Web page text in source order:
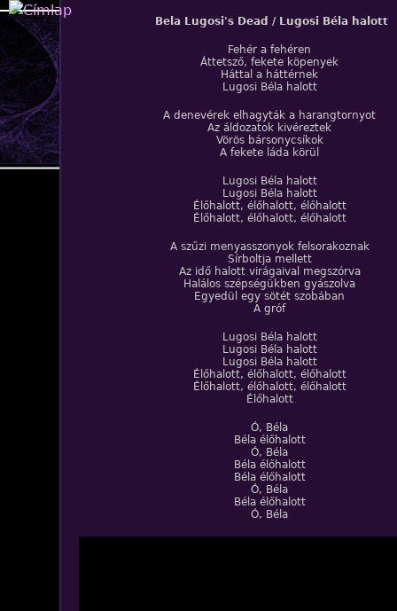
Jump to navigation
Bela Lugosi's Dead / Lugosi Béla halott
Fehér a fehéren
Áttetsző, fekete köpenyek
Háttal a háttérnek
Lugosi Béla halott
A denevérek elhagyták a harangtornyot
Az áldozatok kivéreztek
Vörös bársonycsíkok
A fekete láda körül
Lugosi Béla halott
Lugosi Béla halott
Élőhalott, élőhalott, élőhalott
Élőhalott, élőhalott, élőhalott
A szűzi menyasszonyok felsorakoznak
Sírboltja mellett
Az idő halott virágaival megszórva
Halálos szépségükben gyászolva
Egyedül egy sötét szobában
A gróf
Lugosi Béla halott
Lugosi Béla halott
Lugosi Béla halott
Élőhalott, élőhalott, élőhalott
Élőhalott, élőhalott, élőhalott
Élőhalott
Ó, Béla
Béla élőhalott
Ó, Béla
Béla élőhalott
Béla élőhalott
Ó, Béla
Béla élőhalott
Ó, Béla